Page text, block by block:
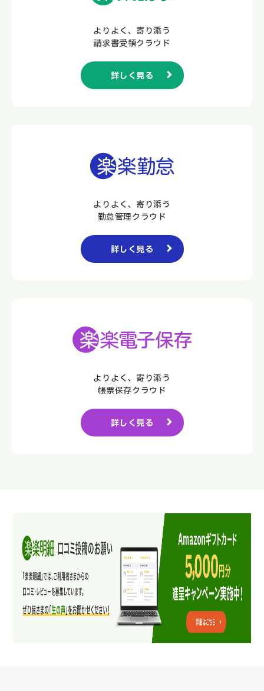
よりよく、寄り添う
請求書受領クラウド
詳しく見る
よりよく、寄り添う
勤怠管理クラウド
詳しく見る
よりよく、寄り添う
帳票保存クラウド
詳しく見る